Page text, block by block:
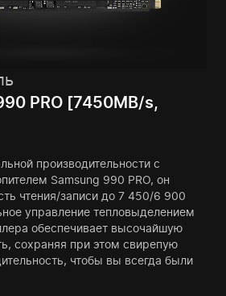
PRO [7450MB/s,
производительности с
Samsung 990 PRO, он
чтения/записи до 7 450/6 900
управление тепловыделением
обеспечивает высочайшую
сохраняя при этом свирепую
чтобы вы всегда были